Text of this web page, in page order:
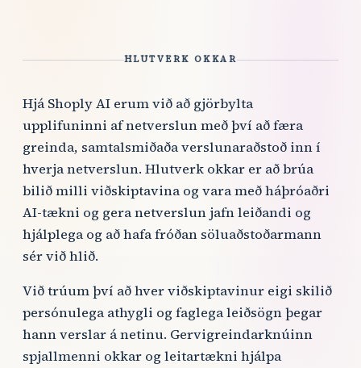
HLUTVERK OKKAR
Hjá Shoply AI erum við að gjörbylta
upplifuninni af netverslun með því að færa
greinda, samtalsmiðaða verslunaraðstoð inn í
hverja netverslun. Hlutverk okkar er að brúa
bilið milli viðskiptavina og vara með háþróaðri
AI-tækni og gera netverslun jafn leiðandi og
hjálplega og að hafa fróðan söluaðstoðarmann
sér við hlið.
Við trúum því að hver viðskiptavinur eigi skilið
persónulega athygli og faglega leiðsögn þegar
hann verslar á netinu. Gervigreindarknúinn
spjallmenni okkar og leitartækni hjálpa